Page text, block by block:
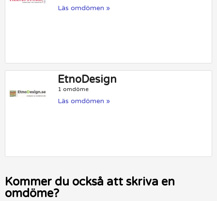
Läs omdömen »
EtnoDesign
1 omdöme
Läs omdömen »
Kommer du också att skriva en
omdöme?